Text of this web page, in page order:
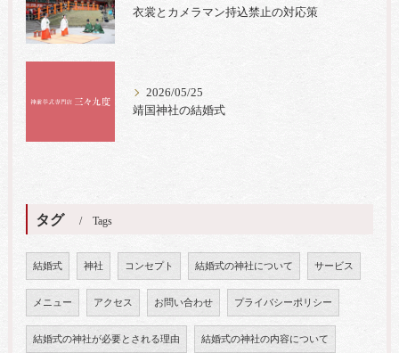
衣裳とカメラマン持込禁止の対応策
2026/05/25
靖国神社の結婚式
タグ Tags
結婚式 神社 コンセプト 結婚式の神社について サービス
メニュー アクセス お問い合わせ プライバシーポリシー
結婚式の神社が必要とされる理由 結婚式の神社の内容について